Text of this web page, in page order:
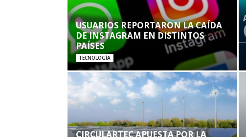
USUARIOS REPORTARON LA CAÍDA
DE INSTAGRAM EN DISTINTOS
PAÍSES
TECNOLOGÍA
CIRCULARTEC APUESTA POR LA